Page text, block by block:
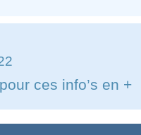
ces info’s en +